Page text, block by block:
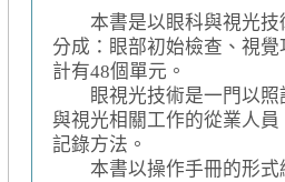
本書是以眼科與視光技
分成：眼部初始檢查、視
計有48個單元。
眼視光技術是一門以照
與視光相關工作的從業人
記錄方法。
本書以操作手冊的形式